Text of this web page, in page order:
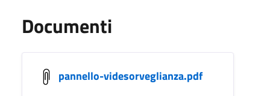
Documenti
pannello-videsorveglianza.pdf